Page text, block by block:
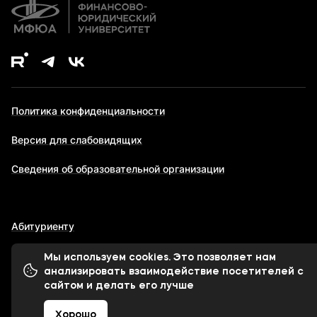
Политика конфиденциальности
Версия для слабовидящих
Сведения об образовательной организации
Абитуриенту
© 1998-2026 Московский финансово-юридический
университет МФЮА
Мы используем cookies. Это позволяет нам
анализировать взаимодействие посетителей с
сайтом и делать его лучше
Хорошо